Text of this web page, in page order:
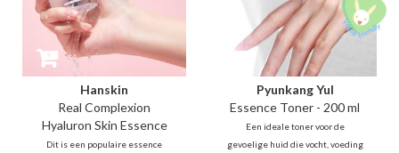
Hanskin
Real Complexion
Hyaluron Skin Essence
Dit is een populaire essence
Pyunkang Yul
Essence Toner - 200 ml
Een ideale toner voor de
gevoelige huid die vocht, voeding